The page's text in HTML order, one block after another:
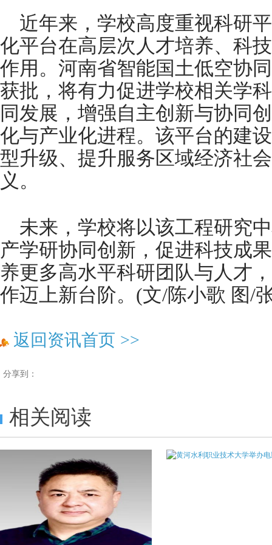
近年来，学校高度重视科研
化平台在高层次人才培养、科
作用。河南省智能国土低空协
获批，将有力促进学校相关学
同发展，增强自主创新与协同
化与产业化进程。该平台的建
型升级、提升服务区域经济社
义。
未来，学校将以该工程研究
产学研协同创新，促进科技成
养更多高水平科研团队与人才
作迈上新台阶。(文/陈小歌 图/
返回资讯首页 >>
分享到：
相关阅读